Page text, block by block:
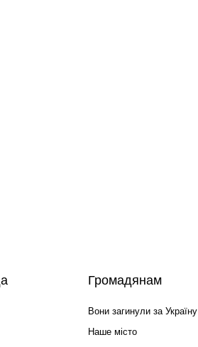
Громадянам
Вони загинули за Україну
Наше місто